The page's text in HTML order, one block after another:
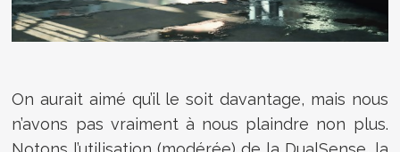
On aurait aimé qu’il le soit davantage, mais nous
n’avons pas vraiment à nous plaindre non plus.